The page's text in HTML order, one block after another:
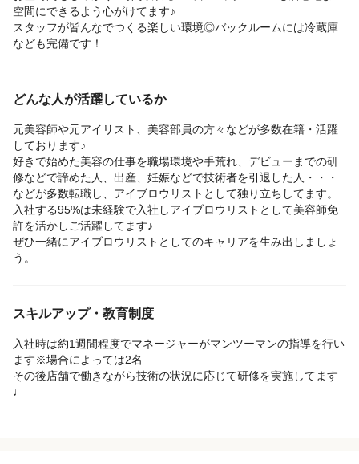
空間にできるよう心がけてます♪
スタッフが皆んなでつくる楽しい環境◎バックルームには冷蔵庫
なども完備です！
どんな人が活躍しているか
元美容師や元アイリスト、美容部員の方々などが多数在籍・活躍
しております♪
好きで始めた美容の仕事を職場環境や手荒れ、デビューまでの研
修などで諦めた人、出産、妊娠などで技術者を引退した人・・・
などが多数転職し、アイブロウリストとして独り立ちしてます。
入社する95%は未経験で入社しアイブロウリストとして美容師免
許を活かしご活躍してます♪
ぜひ一緒にアイブロウリストとしてのキャリアを生み出しましょ
う。
スキルアップ・教育制度
入社時は約1週間程度でマネージャーがマンツーマンの指導を行い
ます※場合によっては2名
その後店舗で働きながら技術の状況に応じて研修を実施してます
♩